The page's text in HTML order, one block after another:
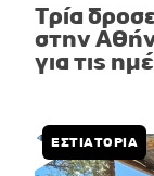
Τρία
στην
για τις
ΕΣΤΙΑΤΟΡΙΑ